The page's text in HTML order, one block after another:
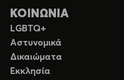
ΚΟΙΝΩΝΙΑ
LGBTQ+
Αστυνομικά
Δικαιώματα
Εκκλησία